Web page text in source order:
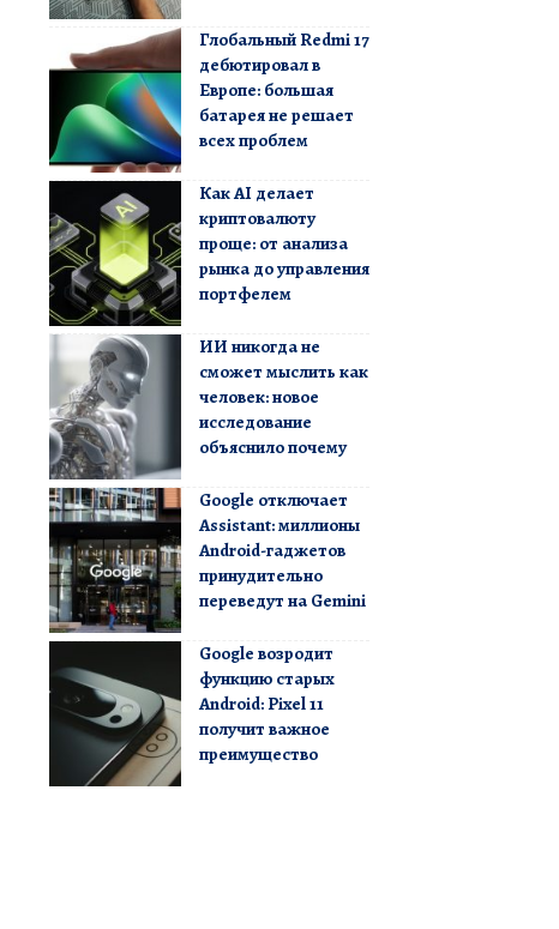
Глобальный Redmi 17
дебютировал в
Европе: большая
батарея не решает
всех проблем
Как AI делает
криптовалюту
проще: от анализа
рынка до управления
портфелем
ИИ никогда не
сможет мыслить как
человек: новое
исследование
объяснило почему
Google отключает
Assistant: миллионы
Android-гаджетов
принудительно
переведут на Gemini
Google возродит
функцию старых
Android: Pixel 11
получит важное
преимущество